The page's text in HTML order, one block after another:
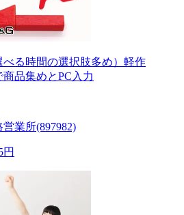
べる時間の選択肢多め）軽作
品集めとPC入力
業所(897982)
円